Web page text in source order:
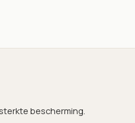
bescherming.